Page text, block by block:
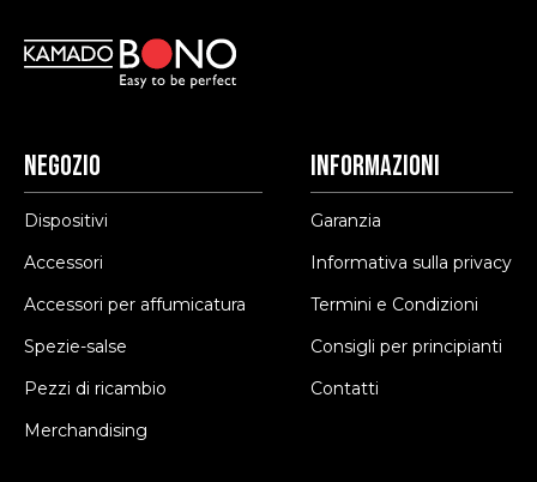
Negozio
Dispositivi
Accessori
Accessori per affumicatura
Spezie-salse
Pezzi di ricambio
Merchandising
Informazioni
Garanzia
Informativa sulla privacy
Termini e Condizioni
Consigli per principianti
Contatti